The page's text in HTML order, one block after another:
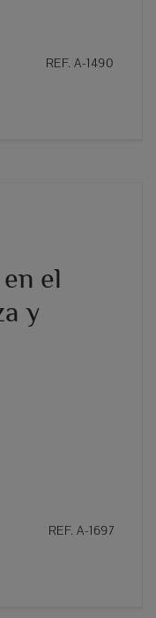
REF. A-1490
el
y
REF. A-1697